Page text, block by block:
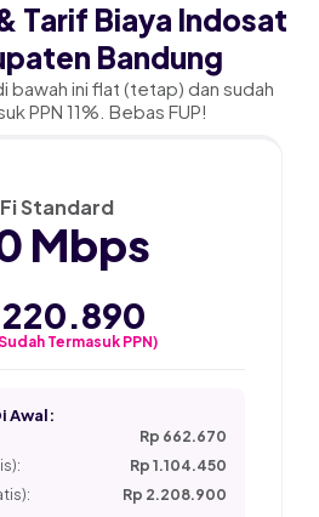
Tarif Biaya Indosat
Bandung
bawah ini flat (tetap) dan sudah
PPN 11%. Bebas FUP!
Standard
Mbps
220.890
Termasuk PPN)
Awal:
Rp 662.670
Rp 1.104.450
Rp 2.208.900